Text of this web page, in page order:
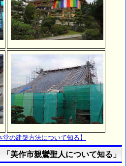
の建築方法について知る】
「美作市親鸞聖人について知る」